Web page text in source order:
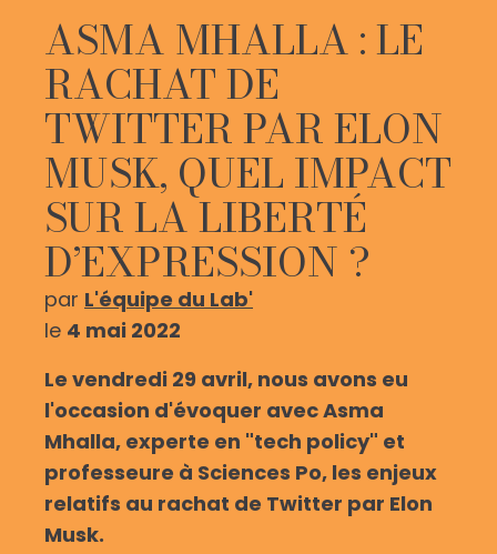
ASMA MHALLA : LE
RACHAT DE
TWITTER PAR ELON
MUSK, QUEL IMPACT
SUR LA LIBERTÉ
D’EXPRESSION ?
par L'équipe du Lab'
le 4 mai 2022
Le vendredi 29 avril, nous avons eu
l'occasion d'évoquer avec Asma
Mhalla, experte en "tech policy" et
professeure à Sciences Po, les enjeux
relatifs au rachat de Twitter par Elon
Musk.